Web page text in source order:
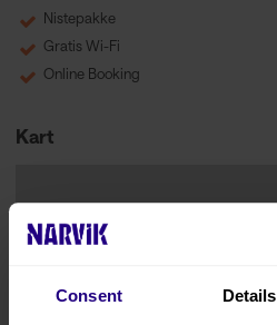
Consent Details
Nistepakke
Gratis Wi-Fi
Online Booking
Kart